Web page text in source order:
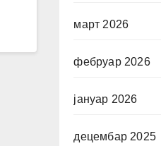
март 2026
фебруар 2026
јануар 2026
децембар 2025